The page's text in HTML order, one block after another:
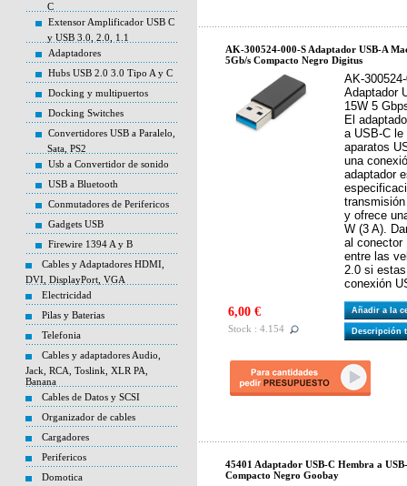
C
Extensor Amplificador USB C
y USB 3.0, 2.0, 1.1
Adaptadores
Hubs USB 2.0 3.0 Tipo A y C
Docking y multipuertos
Docking Switches
Convertidores USB a Paralelo,
Sata, PS2
Usb a Convertidor de sonido
USB a Bluetooth
Conmutadores de Perifericos
Gadgets USB
Firewire 1394 A y B
Cables y Adaptadores HDMI,
DVI, DisplayPort, VGA
Electricidad
Pilas y Baterias
Telefonia
Cables y adaptadores Audio,
Jack, RCA, Toslink, XLR PA,
Banana
Cables de Datos y SCSI
Organizador de cables
Cargadores
Perifericos
Domotica
AK-300524-000-S Adaptador USB-A
5Gb/s Compacto Negro Digitus
AK-
Adaptador
15W 5
El
a USB-C
aparatos
una
adaptador
y ofrece
W (3 A).
al conector
entre las
2.0 si
conexión
6,00 €
Stock : 4.154
Añadir a la
Descripción
45401 Adaptador USB-C Hembra a
Compacto Negro Goobay